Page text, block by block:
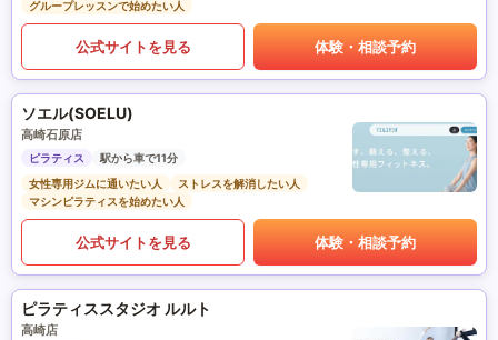
グループレッスンで始めたい人
公式サイトを見る 体験・相談予約
ソエル(SOELU)
高崎石原店
ピラティス
駅から車で11分
女性専用ジムに通いたい人
ストレスを解消したい人
マシンピラティスを始めたい人
公式サイトを見る 体験・相談予約
ピラティススタジオ ルルト
高崎店